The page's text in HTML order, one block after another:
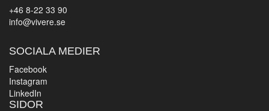
+46 8-22 33 90
info@vivere.se
SOCIALA MEDIER
Facebook
Instagram
LinkedIn
SIDOR